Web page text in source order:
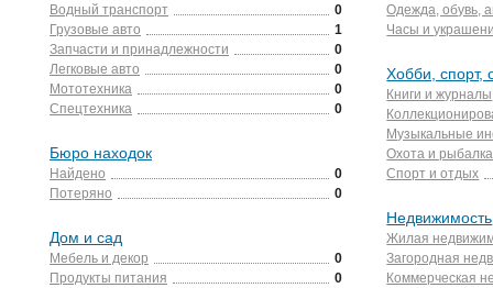
Водный транспорт
0
Грузовые авто
1
Запчасти и принадлежности
0
Легковые авто
0
Мототехника
0
Спецтехника
0
Бюро находок
Найдено
0
Потеряно
0
Дом и сад
Мебель и декор
0
Продукты питания
0
Одежда, обувь,
Часы и
Хобби, спорт,
Книги и журналы
Музыкальные
Охота и рыбалка
Спорт и отдых
Недвижимость
Жилая
Загородная
Коммерческая